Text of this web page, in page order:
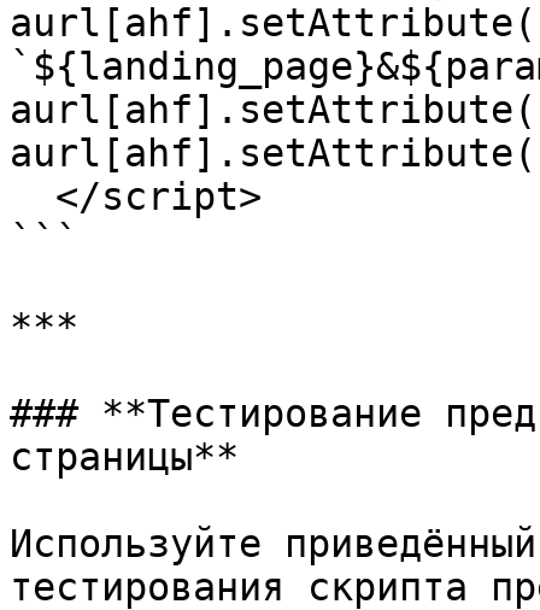
```
***
### **Тестирование
страницы**
Используйте
тестирования скрипта